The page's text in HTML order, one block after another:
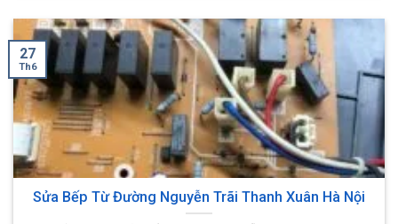
Sửa Bếp Từ Đường Nguyễn Trãi Thanh Xuân Hà Nội
27
Th6